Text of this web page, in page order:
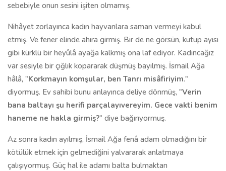
sebebiyle onun sesini işiten olmamış.
Nihâyet zorlayınca kadın hayvanlara saman vermeyi kabul
etmiş. Ve fener elinde ahıra girmiş. Bir de ne görsün, kutup ayısı
gibi kürklü bir heyûlâ ayağa kalkmış ona laf ediyor. Kadıncağız
var sesiyle bir çığlık kopararak düşmüş bayılmış. İsmail Ağa
hâlâ, "Korkmayın komşular, ben Tanrı misâfiriyim."
diyormuş. Ev sahibi bunu anlayınca deliye dönmüş, "Verin
bana baltayı şu herifi parçalayıvereyim. Gece vakti benim
haneme ne hakla girmiş?" diye bağırıyormuş.
Az sonra kadın ayılmış, İsmail Ağa fenâ adam olmadığını bir
kötülük etmek için gelmediğini yalvararak anlatmaya
çalışıyormuş. Güç hal ile adamı balta bulmaktan